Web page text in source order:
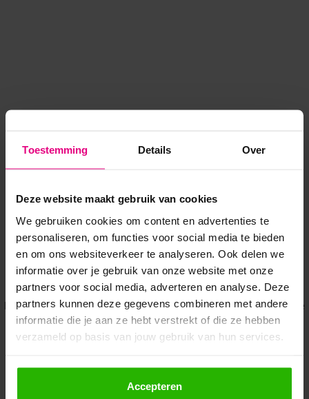
Toestemming Details Over
Deze website maakt gebruik van cookies
We gebruiken cookies om content en advertenties te
personaliseren, om functies voor social media te bieden
en om ons websiteverkeer te analyseren. Ook delen we
informatie over je gebruik van onze website met onze
partners voor social media, adverteren en analyse. Deze
partners kunnen deze gegevens combineren met andere
informatie die je aan ze hebt verstrekt of die ze hebben
verzameld op basis van jouw gebruik van hun services.
Als je op "Accepteer" klikt, dan geef je Voordeeluitjes.nl
toestemming om cookies voor social media en
Accepteren
Application error: a client-side exception has occurred while
loadingwww.voordeeluitjes.nl (see the browser console for more
information).